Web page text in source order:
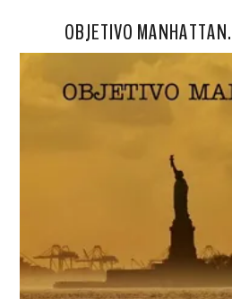
OBJETIVO